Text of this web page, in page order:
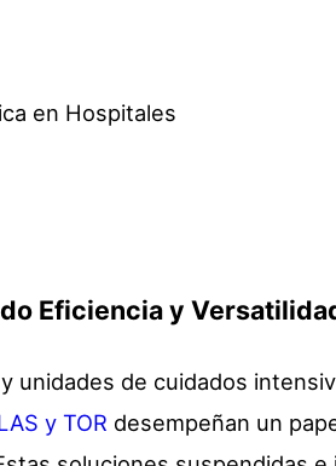
Eficiencia y
unidades de cuidados
y TOR desempeñan un